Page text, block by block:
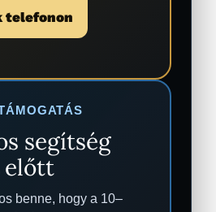
telefonon
segítség
előtt
benne, hogy a 10–